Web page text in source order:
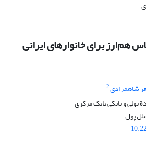
هم‌ارز برای خانوارهای ایرانی
شاهمرادی2
و بانکی بانک مرکزی
پول